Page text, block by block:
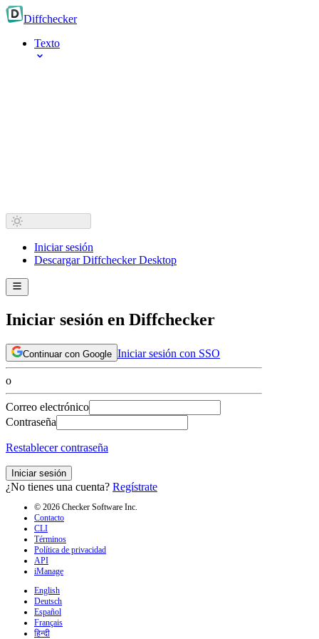
Diffchecker
Texto
Iniciar sesión
Descargar Diffchecker Desktop
Iniciar sesión en Diffchecker
Continuar con Google Iniciar sesión con SSO
o
Correo electrónico
Contraseña
Restablecer contraseña
Iniciar sesión
¿No tienes una cuenta? Regístrate
© 2026 Checker Software Inc.
Contacto
CLI
Términos
Política de privacidad
API
iManage
English
Deutsch
Español
Français
हिन्दी